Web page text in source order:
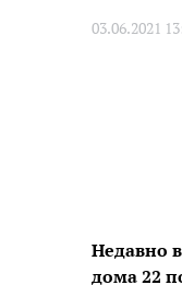
03.06.2021
Недавно
дома 22